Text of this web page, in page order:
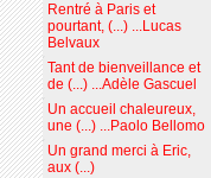
Rentré à Paris et
pourtant, (...) ...Lucas
Belvaux
Tant de bienveillance et
de (...) ...Adèle Gascuel
Un accueil chaleureux,
une (...) ...Paolo Bellomo
Un grand merci à Eric,
aux (...)